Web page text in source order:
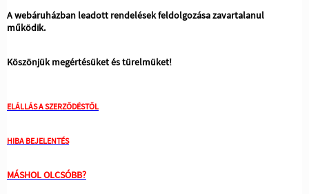
A webáruházban leadott rendelések feldolgozása zavartalanul
működik.
Köszönjük megértésüket és türelmüket!
ELÁLLÁS A SZERZŐDÉSTŐL
HIBA BEJELENTÉS
MÁSHOL OLCSÓBB?